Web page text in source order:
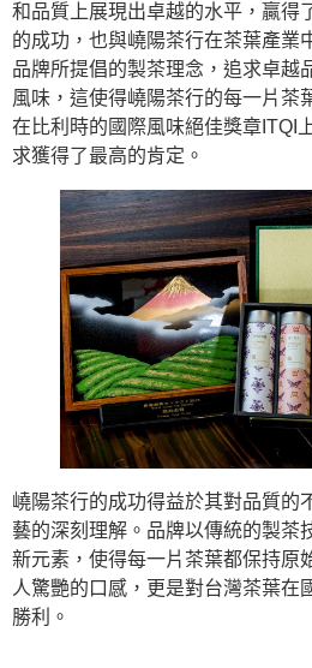
和品質上展現出卓越的水平，贏得
的成功，也與嶢陽茶行在茶葉產業
品牌所提倡的製茶理念，追求卓越
風味，這使得嶢陽茶行的每一片茶
在比利時的國際風味絕佳獎章ITQI
求獲得了最高的肯定。
嶢陽茶行的成功得益於其對品質的
藝的深刻理解。品牌以傳統的製茶
新元素，使得每一片茶葉都保持原
人驚艷的口感，更是對台灣茶葉在
勝利。